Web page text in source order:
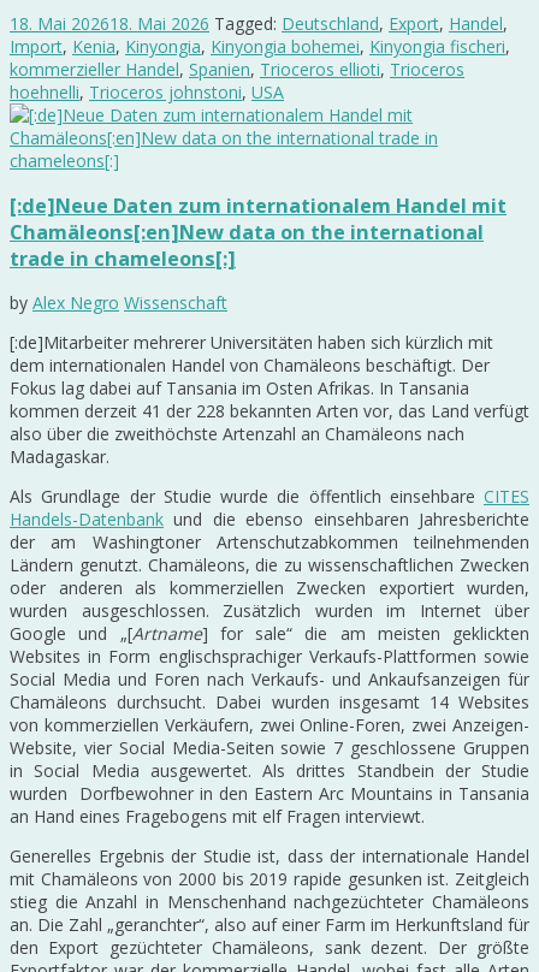
18. Mai 202618. Mai 2026 Tagged: Deutschland, Export, Handel,
Import, Kenia, Kinyongia, Kinyongia bohemei, Kinyongia fischeri,
kommerzieller Handel, Spanien, Trioceros ellioti, Trioceros
hoehnelli, Trioceros johnstoni, USA
[:de]Neue Daten zum internationalem Handel mit
Chamäleons[:en]New data on the international
trade in chameleons[:]
by Alex Negro Wissenschaft
[:de]Mitarbeiter mehrerer Universitäten haben sich kürzlich mit
dem internationalen Handel von Chamäleons beschäftigt. Der
Fokus lag dabei auf Tansania im Osten Afrikas. In Tansania
kommen derzeit 41 der 228 bekannten Arten vor, das Land verfügt
also über die zweithöchste Artenzahl an Chamäleons nach
Madagaskar.
Als Grundlage der Studie wurde die öffentlich einsehbare CITES
Handels-Datenbank und die ebenso einsehbaren Jahresberichte
der am Washingtoner Artenschutzabkommen teilnehmenden
Ländern genutzt. Chamäleons, die zu wissenschaftlichen Zwecken
oder anderen als kommerziellen Zwecken exportiert wurden,
wurden ausgeschlossen. Zusätzlich wurden im Internet über
Google und „[Artname] for sale“ die am meisten geklickten
Websites in Form englischsprachiger Verkaufs-Plattformen sowie
Social Media und Foren nach Verkaufs- und Ankaufsanzeigen für
Chamäleons durchsucht. Dabei wurden insgesamt 14 Websites
von kommerziellen Verkäufern, zwei Online-Foren, zwei Anzeigen-
Website, vier Social Media-Seiten sowie 7 geschlossene Gruppen
in Social Media ausgewertet. Als drittes Standbein der Studie
wurden Dorfbewohner in den Eastern Arc Mountains in Tansania
an Hand eines Fragebogens mit elf Fragen interviewt.
Generelles Ergebnis der Studie ist, dass der internationale Handel
mit Chamäleons von 2000 bis 2019 rapide gesunken ist. Zeitgleich
stieg die Anzahl in Menschenhand nachgezüchteter Chamäleons
an. Die Zahl „geranchter“, also auf einer Farm im Herkunftsland für
den Export gezüchteter Chamäleons, sank dezent. Der größte